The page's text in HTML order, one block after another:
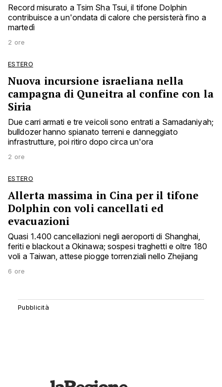
Record misurato a Tsim Sha Tsui, il tifone Dolphin
contribuisce a un'ondata di calore che persisterà fino a
martedì
2 ore
ESTERO
Nuova incursione israeliana nella
campagna di Quneitra al confine con la
Siria
Due carri armati e tre veicoli sono entrati a Samadaniyah;
bulldozer hanno spianato terreni e danneggiato
infrastrutture, poi ritiro dopo circa un'ora
2 ore
ESTERO
Allerta massima in Cina per il tifone
Dolphin con voli cancellati ed
evacuazioni
Quasi 1.400 cancellazioni negli aeroporti di Shanghai,
feriti e blackout a Okinawa; sospesi traghetti e oltre 180
voli a Taiwan, attese piogge torrenziali nello Zhejiang
6 ore